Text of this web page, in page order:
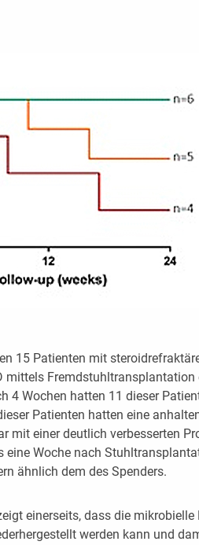
15 Patienten mit
mittels Fremdstuhltransplantation
4 Wochen hatten 11 dieser
Patienten hatten eine
mit einer deutlich verbesserten
eine Woche nach
ähnlich dem des Spenders.
einerseits, dass die mikrobielle
werden kann und